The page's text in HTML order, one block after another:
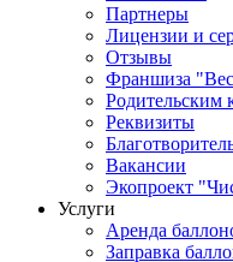
Партнеры
Лицензии и
Отзывы
Франшиза
Родительским
Реквизиты
Вакансии
Экопроект
Услуги
Аренда
Заправка